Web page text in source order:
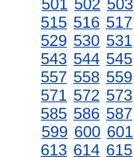
501 502 503
515 516 517
529 530 531
543 544 545
557 558 559
571 572 573
585 586 587
599 600 601
613 614 615